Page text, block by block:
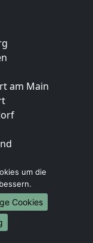
am Main
um die
Cookies